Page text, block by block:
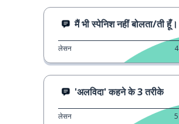
मैं भी स्पेनिश नहीं बोलता/ती हूँ।
लेसन 4
'अलविदा' कहने के 3 तरीके
लेसन 5